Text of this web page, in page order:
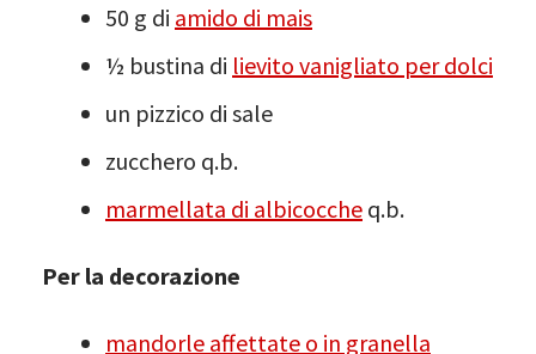
50 g di amido di mais
½ bustina di lievito vanigliato per dolci
un pizzico di sale
zucchero q.b.
marmellata di albicocche q.b.
Per la decorazione
mandorle affettate o in granella